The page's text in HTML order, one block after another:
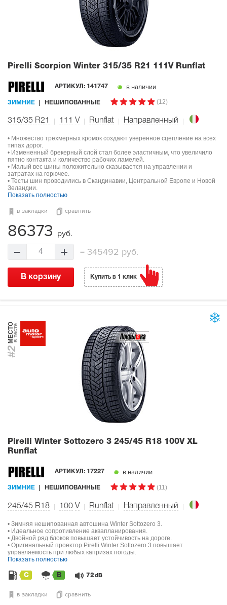
Pirelli Scorpion Winter 315/35 R21 111V Runflat
АРТИКУЛ: 141747 в наличии
ЗИМНИЕ НЕШИПОВАННЫЕ (12)
315/35 R21 111 V Runflat Направленный
• Множество трехмерных кромок создают уверенное сцепление на всех
типах дорог.
• Измененный брекерный слой стал более эластичным, что увеличило
пятно контакта и количество рабочих ламелей.
• Малый вес шины положительно сказывается на управлении и
затратах на горючее.
• Тесты шин проводились в Скандинавии, Центральной Европе и Новой
Зеландии.
Показать полностью
в закладки сравнить
86373 руб.
4 = 345492 руб.
В корзину Купить в 1 клик
#2
МЕСТОв тесте
Pirelli Winter Sottozero 3 245/45 R18 100V XL
Runflat
АРТИКУЛ: 17227 в наличии
ЗИМНИЕ НЕШИПОВАННЫЕ (11)
245/45 R18 100 V Runflat Направленный
• Зимняя нешипованная автошина Winter Sottozero 3.
• Идеальное сопротивление аквапланирования.
• Двойной ряд блоков повышает устойчивость на дороге.
• Оригинальный проектор Pirelli Winter Sottozero 3 повышает
управляемость при любых капризах погоды.
Показать полностью
C B 72 dB
в закладки сравнить